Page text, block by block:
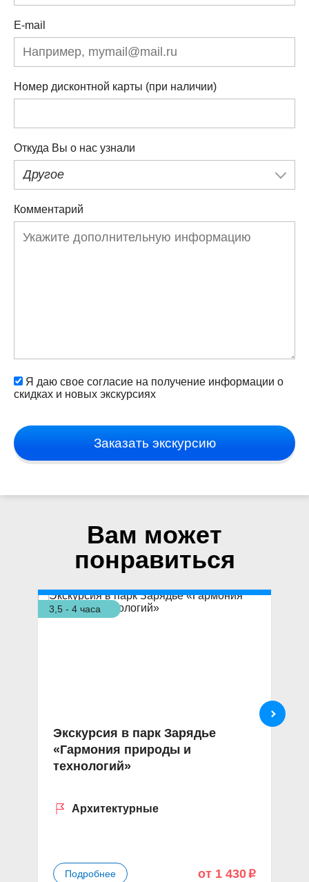
E-mail
Номер дисконтной карты (при наличии)
Откуда Вы о нас узнали
Другое
Комментарий
Я даю свое согласие на получение информации о
скидках и новых экскурсиях
Заказать экскурсию
Вам может
понравиться
3,5 - 4 часа
Экскурсия в парк Зарядье
«Гармония природы и
технологий»
Архитектурные
Подробнее от 1 430 p